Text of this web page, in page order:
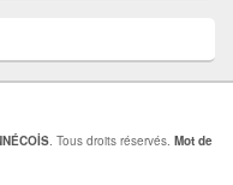
. Tous droits réservés. Mot de